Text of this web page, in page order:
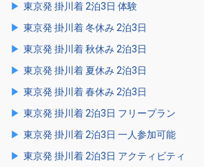
東京発 掛川着 2泊3日 体験
東京発 掛川着 冬休み 2泊3日
東京発 掛川着 秋休み 2泊3日
東京発 掛川着 夏休み 2泊3日
東京発 掛川着 春休み 2泊3日
東京発 掛川着 2泊3日 フリープラン
東京発 掛川着 2泊3日 一人参加可能
東京発 掛川着 2泊3日 アクティビティ